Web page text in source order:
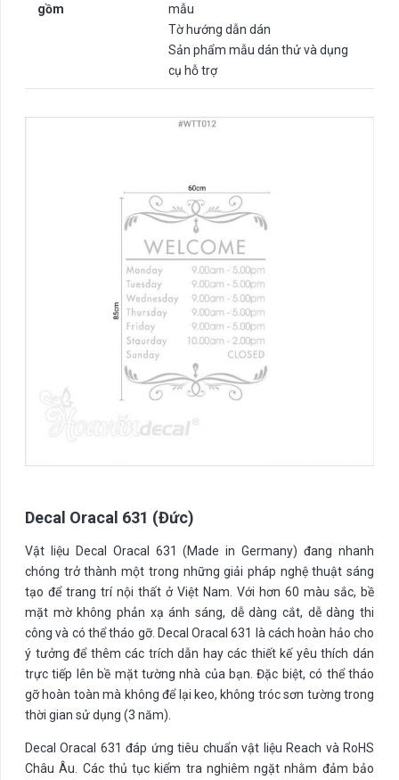
gồm
mẫu
Tờ hướng dẫn dán
Sản phẩm mẫu dán thử và dụng
cụ hỗ trợ
Decal Oracal 631 (Đức)
Vật liệu Decal Oracal 631 (Made in Germany) đang nhanh
chóng trở thành một trong những giải pháp nghệ thuật sáng
tạo để trang trí nội thất ở Việt Nam. Với hơn 60 màu sắc, bề
mặt mờ không phản xạ ánh sáng, dễ dàng cắt, dễ dàng thi
công và có thể tháo gỡ. Decal Oracal 631 là cách hoàn hảo cho
ý tưởng để thêm các trích dẫn hay các thiết kế yêu thích dán
trực tiếp lên bề mặt tường nhà của bạn. Đặc biệt, có thể tháo
gỡ hoàn toàn mà không để lại keo, không tróc sơn tường trong
thời gian sử dụng (3 năm).
Decal Oracal 631 đáp ứng tiêu chuẩn vật liệu Reach và RoHS
Châu Âu. Các thủ tục kiểm tra nghiêm ngặt nhằm đảm bảo